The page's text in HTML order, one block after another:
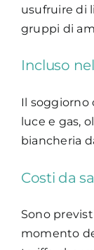
usufruire di
gruppi di
Incluso
Il soggiorno
luce e gas,
biancheria
Costi da
Sono
momento